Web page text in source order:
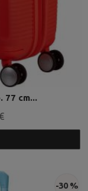
77 cm...
-30 %